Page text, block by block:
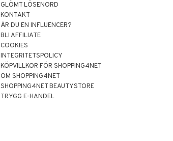
GLÖMT LÖSENORD
KONTAKT
ÄR DU EN INFLUENCER?
BLI AFFILIATE
COOKIES
INTEGRITETSPOLICY
KÖPVILLKOR FÖR SHOPPING4NET
OM SHOPPING4NET
SHOPPING4NET BEAUTYSTORE
TRYGG E-HANDEL